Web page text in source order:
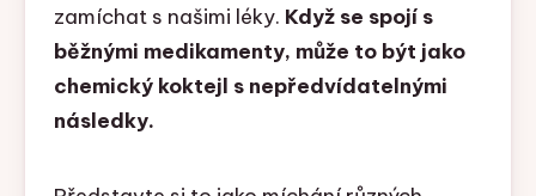
zamíchat s našimi léky. Když se spojí s
běžnými medikamenty, může to být jako
chemický koktejl s nepředvídatelnými
následky.